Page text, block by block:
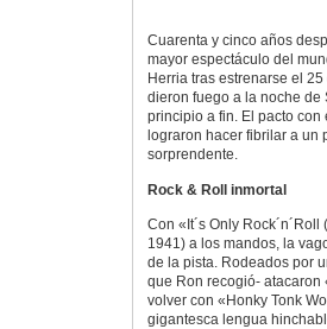
Cuarenta y cinco años
mayor espectáculo del
Herria tras estrenarse el
dieron fuego a la noche
principio a fin. El pacto
lograron hacer fibrilar a un
sorprendente.
Rock & Roll inmortal
Con «It´s Only
1941) a los mandos, la
de la pista. Rodeados por
que Ron recogió- atacaron
volver con «Honky Tonk
gigantesca lengua